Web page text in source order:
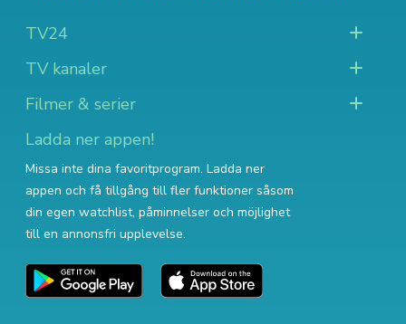
TV24
TV kanaler
Filmer & serier
Ladda ner appen!
Missa inte dina favoritprogram. Ladda ner
appen och få tillgång till fler funktioner såsom
din egen watchlist, påminnelser och möjlighet
till en annonsfri upplevelse.